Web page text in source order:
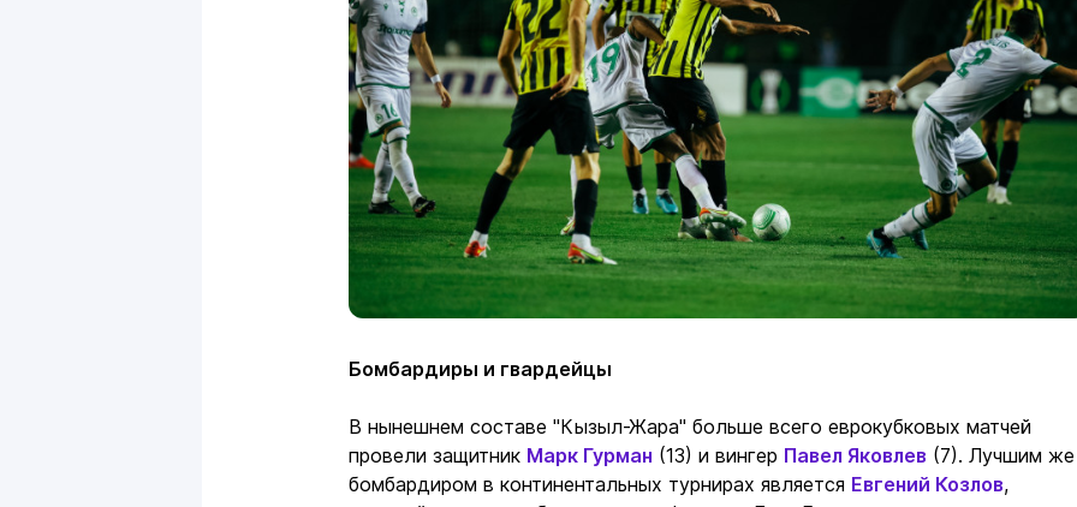
Бомбардиры и гвардейцы
В нынешнем составе "Кызыл-Жара" больше всего еврокубковых матчей
провели защитник Марк Гурман (13) и вингер Павел Яковлев (7). Лучшим же
бомбардиром в континентальных турнирах является Евгений Козлов,